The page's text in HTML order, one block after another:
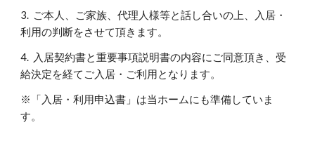
3. ご本人、ご家族、代理人様等と話し合いの上、入居・
利用の判断をさせて頂きます。
4. 入居契約書と重要事項説明書の内容にご同意頂き、受
給決定を経てご入居・ご利用となります。
※「入居・利用申込書」は当ホームにも準備していま
す。